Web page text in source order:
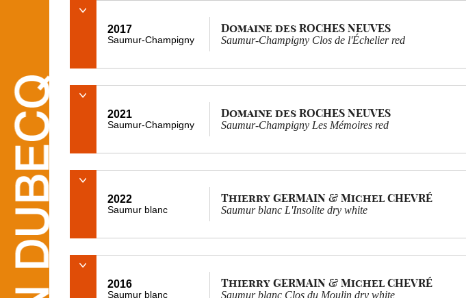
2017
Saumur-Champigny
Domaine des ROCHES NEUVES
Saumur-Champigny Clos de l'Échelier red
2021
Saumur-Champigny
Domaine des ROCHES NEUVES
Saumur-Champigny Les Mémoires red
2022
Saumur blanc
Thierry GERMAIN & Michel CHEVRÉ
Saumur blanc L'Insolite dry white
2016
Saumur blanc
Thierry GERMAIN & Michel CHEVRÉ
Saumur blanc Clos du Moulin dry white